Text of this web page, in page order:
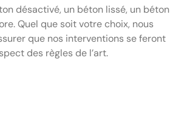
désactivé, un béton lissé, un béton
Quel que soit votre choix, nous
que nos interventions se feront
des règles de l’art.